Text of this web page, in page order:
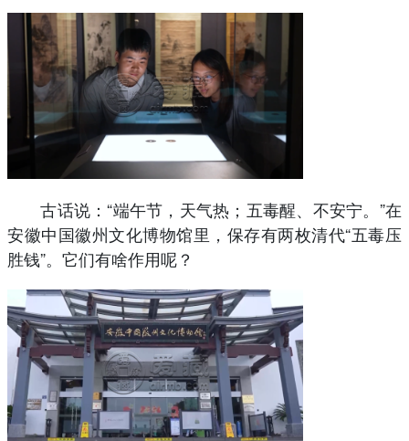
古话说：“端午节，天气热；五毒醒、不安宁。”在
安徽中国徽州文化博物馆里，保存有两枚清代“五毒压
胜钱”。它们有啥作用呢？